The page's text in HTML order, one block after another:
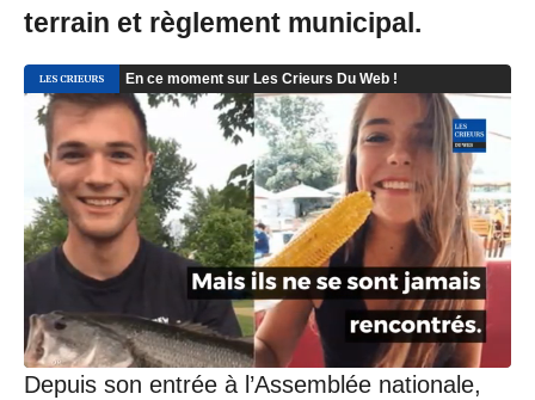
terrain et règlement municipal.
Depuis son entrée à l’Assemblée nationale,